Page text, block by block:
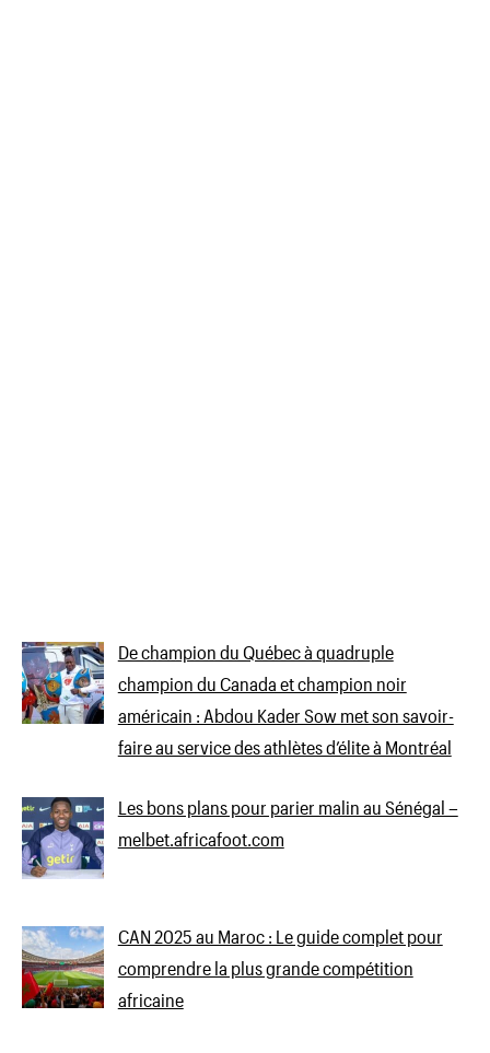
De champion du Québec à quadruple
champion du Canada et champion noir
américain : Abdou Kader Sow met son savoir-
faire au service des athlètes d’élite à Montréal
Les bons plans pour parier malin au Sénégal –
melbet.africafoot.com
CAN 2025 au Maroc : Le guide complet pour
comprendre la plus grande compétition
africaine